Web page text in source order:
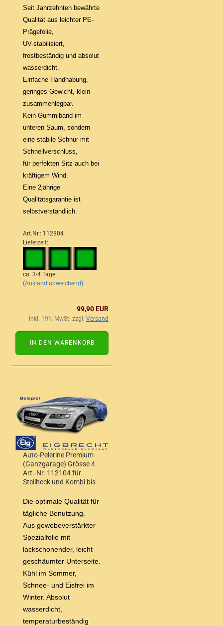
Seit Jahrzehnten bewährte
Qualität aus leichter PE-
Prägefolie,
UV-stabilisiert,
frostbeständig und absolut
wasserdicht.
Einfache Handhabung,
geringes Gewicht, klein
zusammenlegbar.
Kein Gummiband im
unteren Saum, sondern
eine stabile Schnur mit
Schnellverschluss,
für perfekten Sitz auch bei
kräftigem Wind.
Eine 2jährige
Qualitätsgarantie ist
selbstverständlich.
Art.Nr.: 112804
Lieferzeit:
ca. 3-4 Tage
(Ausland abweichend)
99,90 EUR
inkl. 19% MwSt. zzgl. Versand
IN DEN WARENKORB
Auto-Pelerine Premium
(Ganzgarage) Grösse 4
Art.-Nr. 112104 für
Steilheck und Kombi bis
Die optimale Qualität für
tägliche Benutzung.
Aus gewebeverstärkter
Spezialfolie mit
lackschonender, leicht
geschäumter Unterseite.
Kühl im Sommer,
Schnee- und Eisfrei im
Winter. Absolut
wasserdicht,
temperaturbeständig